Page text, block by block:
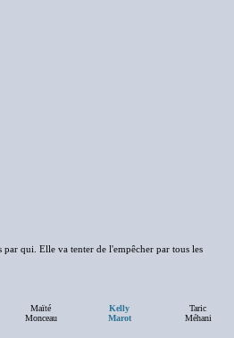
par qui. Elle va tenter de l'empêcher par tous les
Maïté
Monceau
Kelly
Marot
Taric
Méhani